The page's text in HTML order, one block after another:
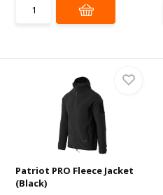
Patriot PRO Fleece Jacket
(Black)